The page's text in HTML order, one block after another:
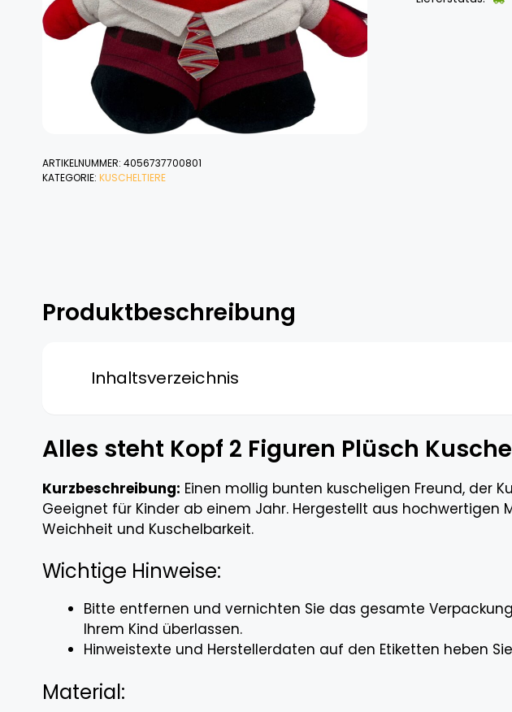
ARTIKELNUMMER: 4056737700801
KATEGORIE: KUSCHELTIERE
Produktbeschreibung
Inhaltsverzeichnis
Alles steht Kopf 2 Figuren Plüsch
Kurzbeschreibung: Einen mollig bunten kuscheligen Freund, der
Geeignet für Kinder ab einem Jahr. Hergestellt aus hochwertigen
Weichheit und Kuschelbarkeit.
Wichtige Hinweise:
Bitte entfernen und vernichten Sie das gesamte
Ihrem Kind überlassen.
Hinweistexte und Herstellerdaten auf den Etiketten heben
Material: